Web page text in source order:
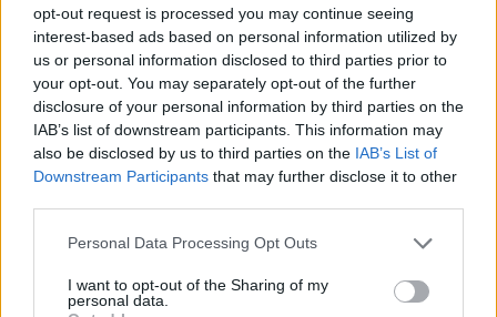
opt-out request is processed you may continue seeing
interest-based ads based on personal information utilized by
us or personal information disclosed to third parties prior to
your opt-out. You may separately opt-out of the further
disclosure of your personal information by third parties on the
IAB’s list of downstream participants. This information may
also be disclosed by us to third parties on the IAB’s List of
Downstream Participants that may further disclose it to other
Please note that this website/app uses one or more Google
not limited to your visit or usage behaviour. You may click to
grant or deny consent to Google and its third-party tags to
Personal Data Processing Opt Outs
I want to opt-out of the Sharing of my
personal data.
Az MI-marketing forradalom: Hogyan
definiálja újra a budapesti CRS
ügynökség a digitális stratégiát a
mesterséges intelligencia korában?
Fűtésszerelés Péter•2026. június 05.
Ahogy a mesterséges intelligencia a digitális
marketingügynökségek új generációja emelkedik fel